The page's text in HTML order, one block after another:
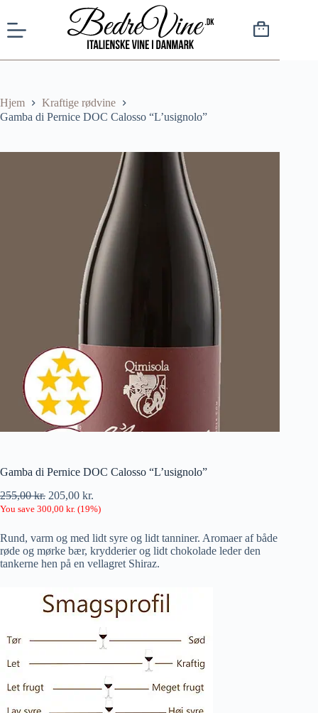
Hjem
Kraftige rødvine
Gamba di Pernice DOC Calosso “L’usignolo”
Gamba di Pernice DOC Calosso “L’usignolo”
255,00kr. 205,00 kr.
You save 300,00 kr. (19%)
Rund, varm og med lidt syre og lidt tanniner. Aromaer af både
røde og mørke bær, krydderier og lidt chokolade leder den
tankerne hen på en vellagret Shiraz.